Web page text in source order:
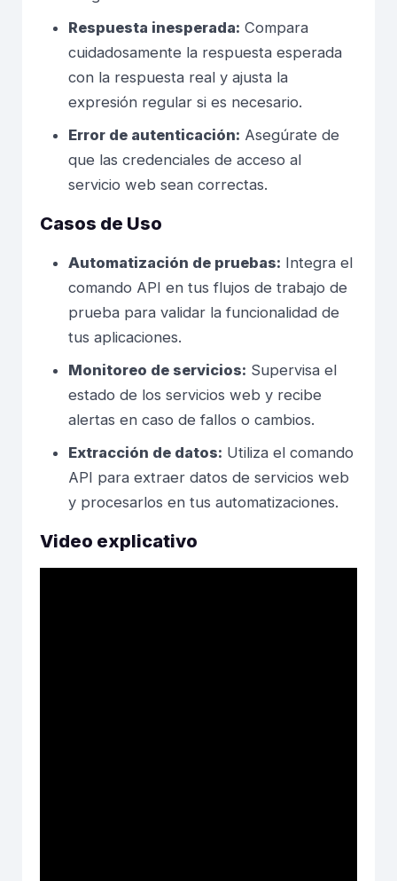
Respuesta inesperada: Compara
cuidadosamente la respuesta esperada
con la respuesta real y ajusta la
expresión regular si es necesario.
Error de autenticación: Asegúrate de
que las credenciales de acceso al
servicio web sean correctas.
Casos de Uso
Automatización de pruebas: Integra el
comando API en tus flujos de trabajo de
prueba para validar la funcionalidad de
tus aplicaciones.
Monitoreo de servicios: Supervisa el
estado de los servicios web y recibe
alertas en caso de fallos o cambios.
Extracción de datos: Utiliza el comando
API para extraer datos de servicios web
y procesarlos en tus automatizaciones.
Video explicativo